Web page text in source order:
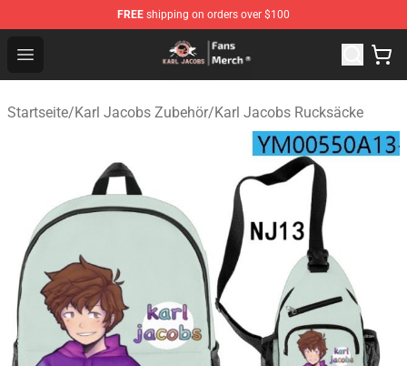
FREE shipping on orders over $100
Open menu
Karl Jacobs Store - Official Karl Jacobs Merchandise
Startseite/Karl Jacobs Zubehör/Karl Jacobs Rucksäcke